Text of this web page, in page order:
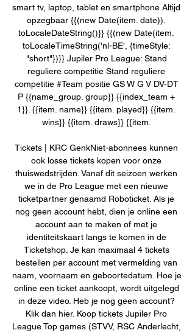
smart tv, laptop, tablet en smartphone Altijd
opzegbaar {{(new Date(item. date)).
toLocaleDateString()}} {{(new Date(item.
toLocaleTimeString('nl-BE', {timeStyle:
"short"})}} Jupiler Pro League: Stand
reguliere competitie Stand reguliere
competitie #Team positie GS W G V DV-DT
P {{name_group. group}} {{index_team +
1}}. {{item. name}} {{item. played}} {{item.
wins}} {{item. draws}} {{item.
Tickets | KRC GenkNiet-abonnees kunnen
ook losse tickets kopen voor onze
thuiswedstrijden. Vanaf dit seizoen werken
we in de Pro League met een nieuwe
ticketpartner genaamd Roboticket. Als je
nog geen account hebt, dien je online een
account aan te maken of met je
identiteitskaart langs te komen in de
Ticketshop. Je kan maximaal 4 tickets
bestellen per account met vermelding van
naam, voornaam en geboortedatum. Hoe je
online een ticket aankoopt, wordt uitgelegd
in deze video. Heb je nog geen account?
Klik dan hier. Koop tickets Jupiler Pro
League Top games (STVV, RSC Anderlecht,